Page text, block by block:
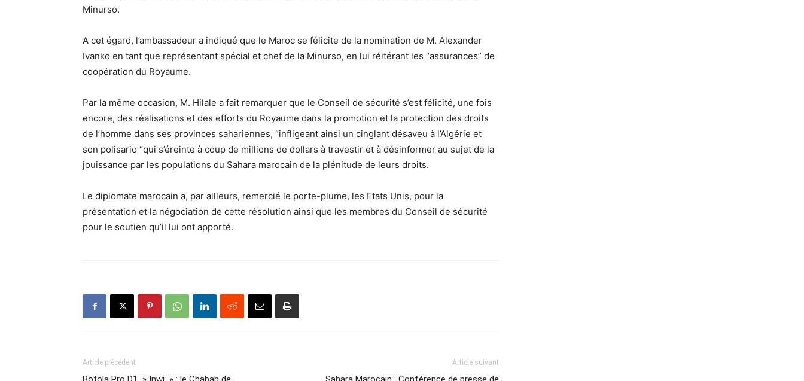
Minurso.
A cet égard, l’ambassadeur a indiqué que le Maroc se félicite de la nomination de M. Alexander
Ivanko en tant que représentant spécial et chef de la Minurso, en lui réitérant les “assurances” de
coopération du Royaume.
Par la même occasion, M. Hilale a fait remarquer que le Conseil de sécurité s’est félicité, une fois
encore, des réalisations et des efforts du Royaume dans la promotion et la protection des droits
de l’homme dans ses provinces sahariennes, “infligeant ainsi un cinglant désaveu à l’Algérie et
son polisario “qui s’éreinte à coup de millions de dollars à travestir et à désinformer au sujet de la
jouissance par les populations du Sahara marocain de la plénitude de leurs droits.
Le diplomate marocain a, par ailleurs, remercié le porte-plume, les Etats Unis, pour la
présentation et la négociation de cette résolution ainsi que les membres du Conseil de sécurité
pour le soutien qu’il lui ont apporté.
Article précédent Article suivant